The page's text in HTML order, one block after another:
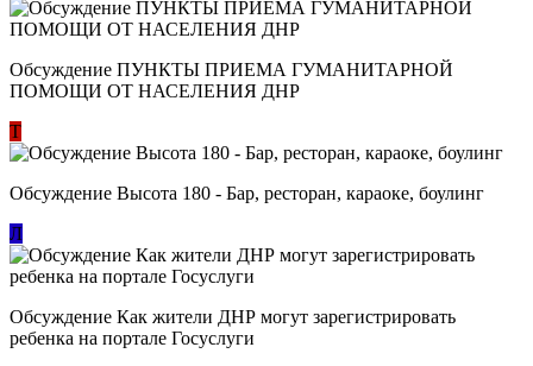
Обсуждение ​ПУНКТЫ ПРИЕМА ГУМАНИТАРНОЙ
ПОМОЩИ ОТ НАСЕЛЕНИЯ ДНР
Т
Обсуждение Высота 180 - Бар, ресторан, караоке, боулинг
Л
Обсуждение Как жители ДНР могут зарегистрировать
ребенка на портале Госуслуги